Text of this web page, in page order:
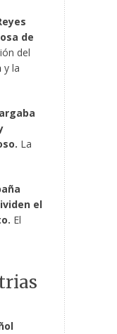
de
del
y la
La
el
El